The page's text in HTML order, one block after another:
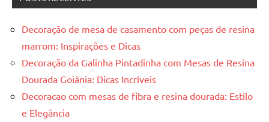
Decoração de mesa de casamento com peças de resina
marrom: Inspirações e Dicas
Decoração da Galinha Pintadinha com Mesas de Resina
Dourada Goiânia: Dicas Incríveis
Decoracao com mesas de fibra e resina dourada: Estilo
e Elegância